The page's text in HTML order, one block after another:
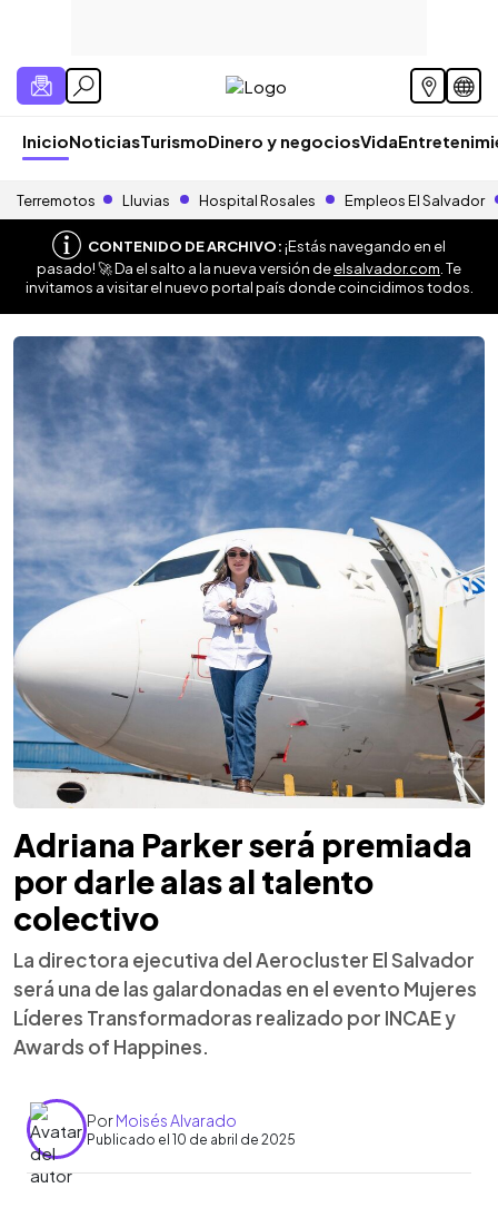
InicioNoticiasTurismoDinero y negociosVida
Terremotos Lluvias Hospital Rosales Empleos El Salvador
CONTENIDO DE ARCHIVO:¡Estás navegando en el
pasado! 🚀 Da el salto a la nueva versión deelsalvador.com . Te
invitamos a visitar el nuevo portal país donde coincidimos todos.
Adriana Parker será premiada
por darle alas al talento
colectivo
La directora ejecutiva del Aerocluster El Salvador
será una de las galardonadas en el evento Mujeres
Líderes Transformadoras realizado por INCAE y
Awards of Happines.
PorMoisés Alvarado
Publicado el 10 de abril de 2025